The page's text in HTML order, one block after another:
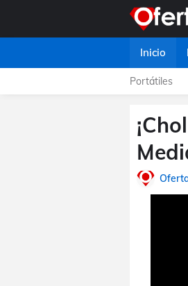
Inicio
Portátiles